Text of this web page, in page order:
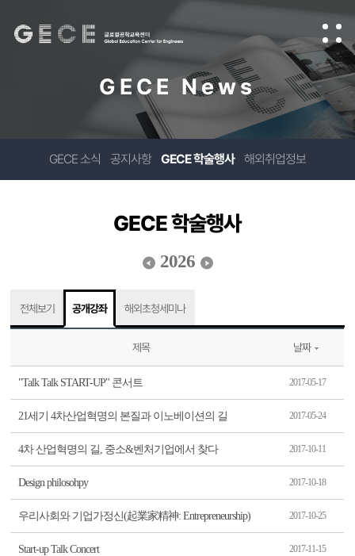
GECE News
GECE 소식 공지사항 GECE 학술행사 해외취업정보
GECE 학술행사
2026
전체보기 공개강좌 해외초청세미나
제목 날짜
"Talk Talk START-UP" 콘서트 2017-05-17
21세기 4차산업혁명의 본질과 이노베이션의 길 2017-05-24
4차 산업혁명의 길, 중소&벤처기업에서 찾다 2017-10-11
Design philosohpy 2017-10-18
우리사회와 기업가정신(起業家精神: Entrepreneurship) 2017-10-25
Start-up Talk Concert 2017-11-15